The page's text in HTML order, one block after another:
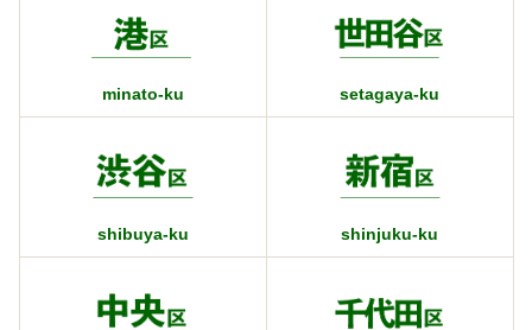
minato-ku setagaya-ku
shibuya-ku shinjuku-ku